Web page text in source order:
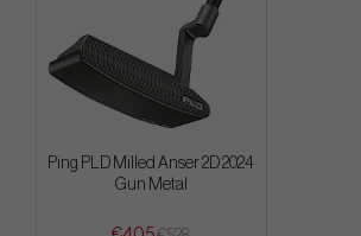
Ping PLD Milled Anser 2D 2024
Gun Metal